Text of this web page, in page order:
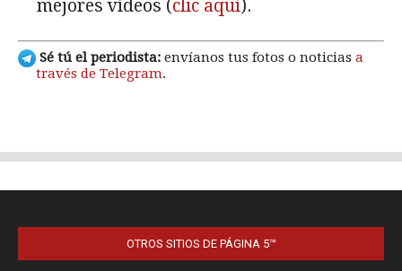
OTROS SITIOS DE PÁGINA 5™